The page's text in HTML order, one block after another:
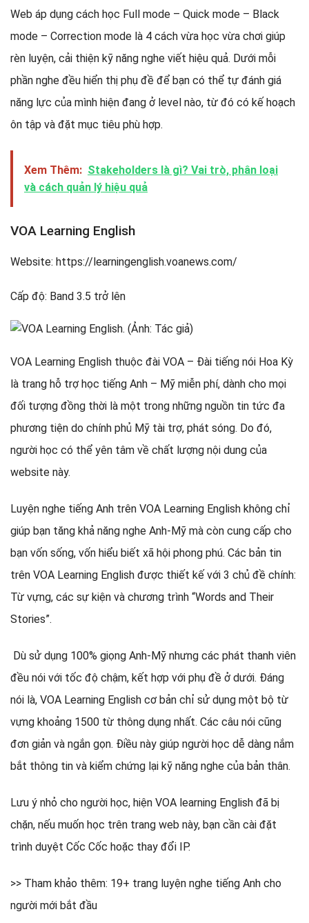
Web áp dụng cách học Full mode – Quick mode – Black
mode – Correction mode là 4 cách vừa học vừa chơi giúp
rèn luyện, cải thiện kỹ năng nghe viết hiệu quả. Dưới mỗi
phần nghe đều hiển thị phụ đề để bạn có thể tự đánh giá
năng lực của mình hiện đang ở level nào, từ đó có kế hoạch
ôn tập và đặt mục tiêu phù hợp.
Xem Thêm: Stakeholders là gì? Vai trò, phân loại
và cách quản lý hiệu quả
VOA Learning English
Website: https://learningenglish.voanews.com/
Cấp độ: Band 3.5 trở lên
VOA Learning English thuộc đài VOA – Đài tiếng nói Hoa Kỳ
là trang hỗ trợ học tiếng Anh – Mỹ miễn phí, dành cho mọi
đối tượng đồng thời là một trong những nguồn tin tức đa
phương tiện do chính phủ Mỹ tài trợ, phát sóng. Do đó,
người học có thể yên tâm về chất lượng nội dung của
website này.
Luyện nghe tiếng Anh trên VOA Learning English không chỉ
giúp bạn tăng khả năng nghe Anh-Mỹ mà còn cung cấp cho
bạn vốn sống, vốn hiểu biết xã hội phong phú. Các bản tin
trên VOA Learning English được thiết kế với 3 chủ đề chính:
Từ vựng, các sự kiện và chương trình “Words and Their
Stories”.
Dù sử dụng 100% giọng Anh-Mỹ nhưng các phát thanh viên
đều nói với tốc độ chậm, kết hợp với phụ đề ở dưới. Đáng
nói là, VOA Learning English cơ bản chỉ sử dụng một bộ từ
vựng khoảng 1500 từ thông dụng nhất. Các câu nói cũng
đơn giản và ngắn gọn. Điều này giúp người học dễ dàng nắm
bắt thông tin và kiểm chứng lại kỹ năng nghe của bản thân.
Lưu ý nhỏ cho người học, hiện VOA learning English đã bị
chặn, nếu muốn học trên trang web này, bạn cần cài đặt
trình duyệt Cốc Cốc hoặc thay đổi IP.
>> Tham khảo thêm: 19+ trang luyện nghe tiếng Anh cho
người mới bắt đầu